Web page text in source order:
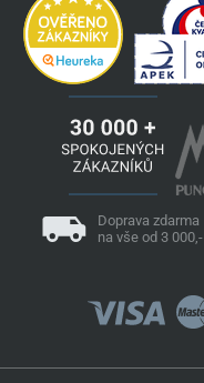
Doprava zdarma
na vše od 3 000,-